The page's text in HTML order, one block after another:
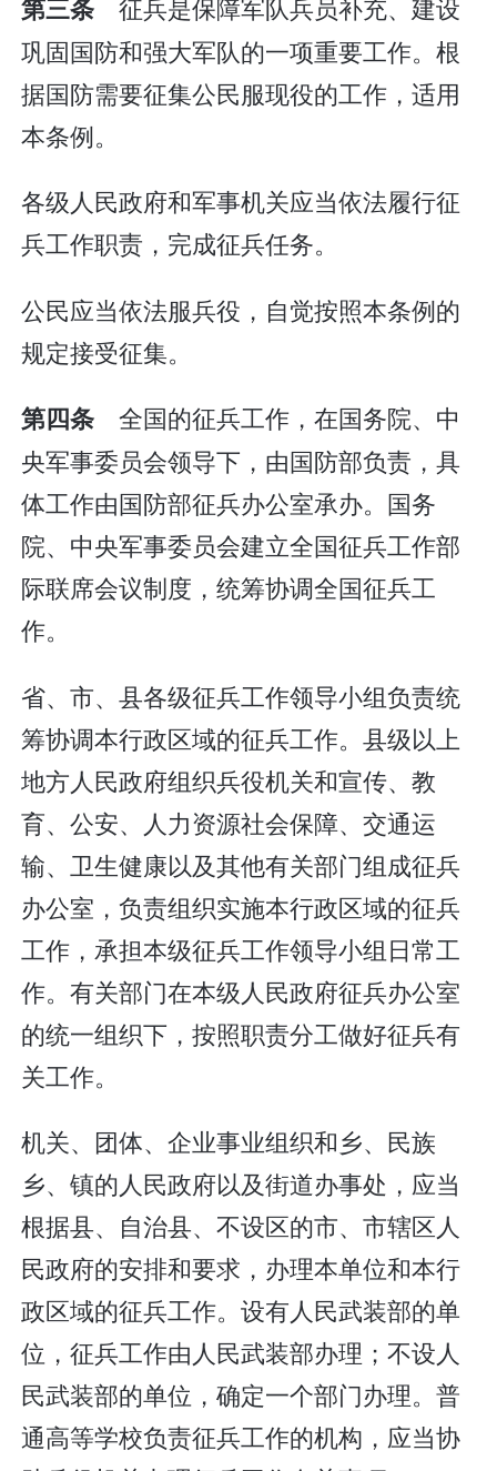
第三条 征兵是保障军队兵员补充、建设
巩固国防和强大军队的一项重要工作。根
据国防需要征集公民服现役的工作，适用
本条例。
各级人民政府和军事机关应当依法履行征
兵工作职责，完成征兵任务。
公民应当依法服兵役，自觉按照本条例的
规定接受征集。
第四条 全国的征兵工作，在国务院、中
央军事委员会领导下，由国防部负责，具
体工作由国防部征兵办公室承办。国务
院、中央军事委员会建立全国征兵工作部
际联席会议制度，统筹协调全国征兵工
作。
省、市、县各级征兵工作领导小组负责统
筹协调本行政区域的征兵工作。县级以上
地方人民政府组织兵役机关和宣传、教
育、公安、人力资源社会保障、交通运
输、卫生健康以及其他有关部门组成征兵
办公室，负责组织实施本行政区域的征兵
工作，承担本级征兵工作领导小组日常工
作。有关部门在本级人民政府征兵办公室
的统一组织下，按照职责分工做好征兵有
关工作。
机关、团体、企业事业组织和乡、民族
乡、镇的人民政府以及街道办事处，应当
根据县、自治县、不设区的市、市辖区人
民政府的安排和要求，办理本单位和本行
政区域的征兵工作。设有人民武装部的单
位，征兵工作由人民武装部办理；不设人
民武装部的单位，确定一个部门办理。普
通高等学校负责征兵工作的机构，应当协